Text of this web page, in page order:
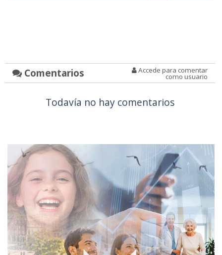
Comentarios Accede para comentar
como usuario
Todavía no hay comentarios